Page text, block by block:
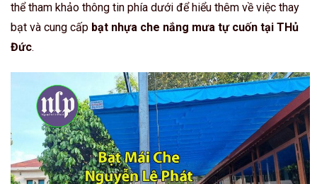
thể tham khảo thông tin phía dưới để hiểu thêm về việc thay
bạt và cung cấp bạt nhựa che nắng mưa tự cuốn tại THủ
Đức.